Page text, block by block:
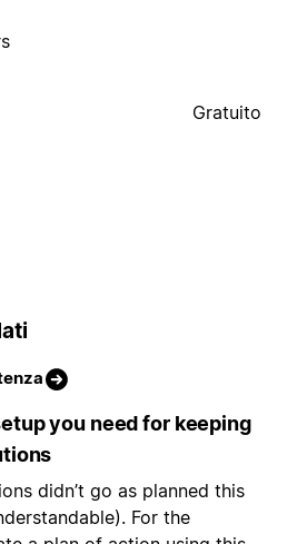
Gratuito
you need for keeping
didn’t go as planned this
For the